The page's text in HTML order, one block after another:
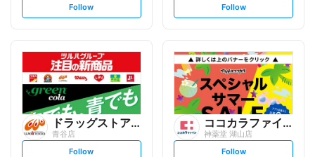
s
t
l
o
w
Follow
s
t
l
o
w
Follow
ドラッグストアウェルネス
青谷店
s
Follow
ココカラファイン
神薬堂 湖山店
s
Follow